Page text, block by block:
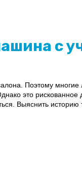
с
Поэтому
это рискованное
Выяснить историю